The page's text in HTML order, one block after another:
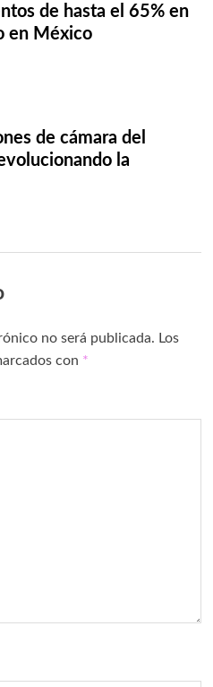
de hasta el 65% en
en México
de cámara del
la
no será publicada. Los
con *